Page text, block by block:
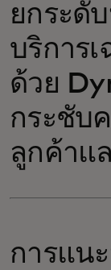
ยกระดั
บริการ
ด้วย
กระชับ
ลูกค้าแ
การแน